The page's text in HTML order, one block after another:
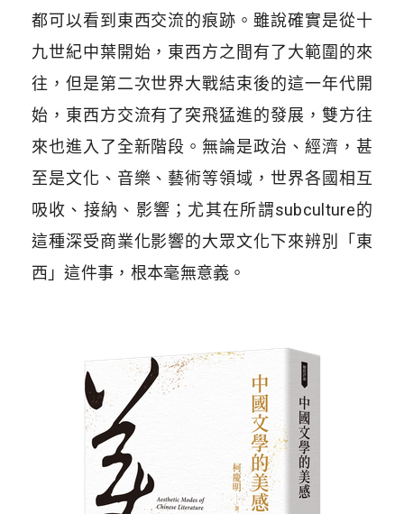
都可以看到東西交流的痕跡。雖說確實是從十
九世紀中葉開始，東西方之間有了大範圍的來
往，但是第二次世界大戰結束後的這一年代開
始，東西方交流有了突飛猛進的發展，雙方往
來也進入了全新階段。無論是政治、經濟，甚
至是文化、音樂、藝術等領域，世界各國相互
吸收、接納、影響；尤其在所謂subculture的
這種深受商業化影響的大眾文化下來辨別「東
西」這件事，根本毫無意義。